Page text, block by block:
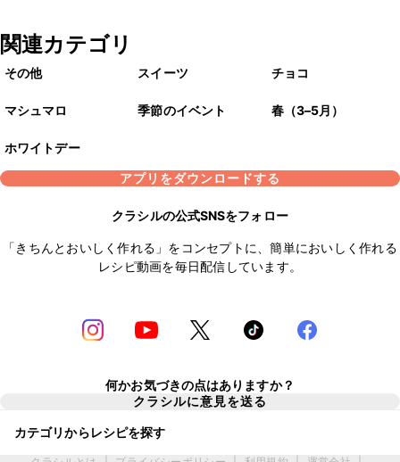
関連カテゴリ
その他 スイーツ チョコ
マシュマロ 季節のイベント 春（3–5月）
ホワイトデー
アプリをダウンロードする
クラシルの公式SNSをフォロー
「きちんとおいしく作れる」をコンセプトに、簡単においしく作れる
レシピ動画を毎日配信しています。
何かお気づきの点はありますか？
クラシルに意見を送る
カテゴリからレシピを探す